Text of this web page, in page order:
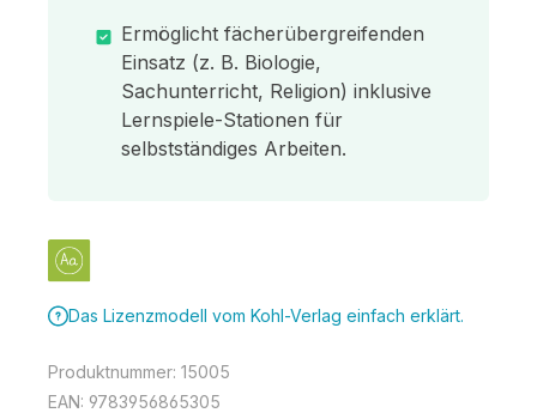
Ermöglicht fächerübergreifenden
Einsatz (z. B. Biologie,
Sachunterricht, Religion) inklusive
Lernspiele-Stationen für
selbstständiges Arbeiten.
Das Lizenzmodell vom Kohl-Verlag einfach erklärt.
Produktnummer: 15005
EAN: 9783956865305